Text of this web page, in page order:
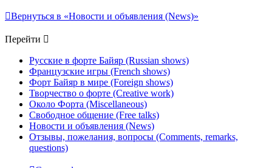
Вернуться в «Новости и объявления (News)»
Перейти
Русские в форте Байяр (Russian shows)
Французские игры (French shows)
Форт Байяр в мире (Foreign shows)
Творчество о форте (Creative work)
Около Форта (Miscellaneous)
Свободное общение (Free talks)
Новости и объявления (News)
Отзывы, пожелания, вопросы (Comments, remarks,
questions)